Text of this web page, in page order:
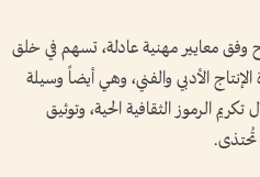
وفق معايير مهنية عادلة، تسهم في خلق
الأدبي والفني، وهي أيضاً وسيلة
الرموز الثقافية الحية، وتوثيق
تُحتذى.